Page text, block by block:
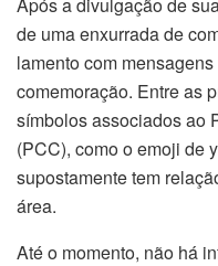
de uma enxurrada de
lamento com
comemoração. Entre as
símbolos associados ao
(PCC), como o emoji de
supostamente tem
área.
Até o momento, não há